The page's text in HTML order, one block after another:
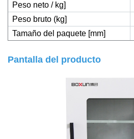
Peso neto / kg]
Peso bruto (kg]
Tamaño del paquete [mm]
Pantalla del producto